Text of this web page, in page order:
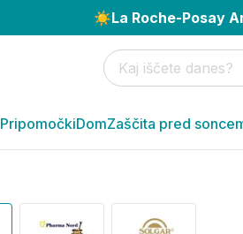
☀️La Roche-Posay
PripomočkiDomZaščita pred